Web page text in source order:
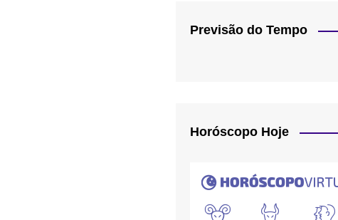
Previsão do Tempo
Horóscopo Hoje